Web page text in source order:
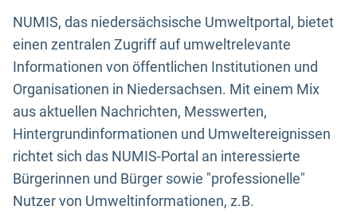
NUMIS, das niedersächsische Umweltportal, bietet
einen zentralen Zugriff auf umweltrelevante
Informationen von öffentlichen Institutionen und
Organisationen in Niedersachsen. Mit einem Mix
aus aktuellen Nachrichten, Messwerten,
Hintergrundinformationen und Umweltereignissen
richtet sich das NUMIS-Portal an interessierte
Bürgerinnen und Bürger sowie "professionelle"
Nutzer von Umweltinformationen, z.B.